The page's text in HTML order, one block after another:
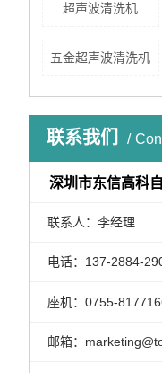
超声波清洗机
五金超声波清洗机
联系我们
深圳市东信高科
联系人：李经理
电话：137-2884-
座机：0755-
邮箱：